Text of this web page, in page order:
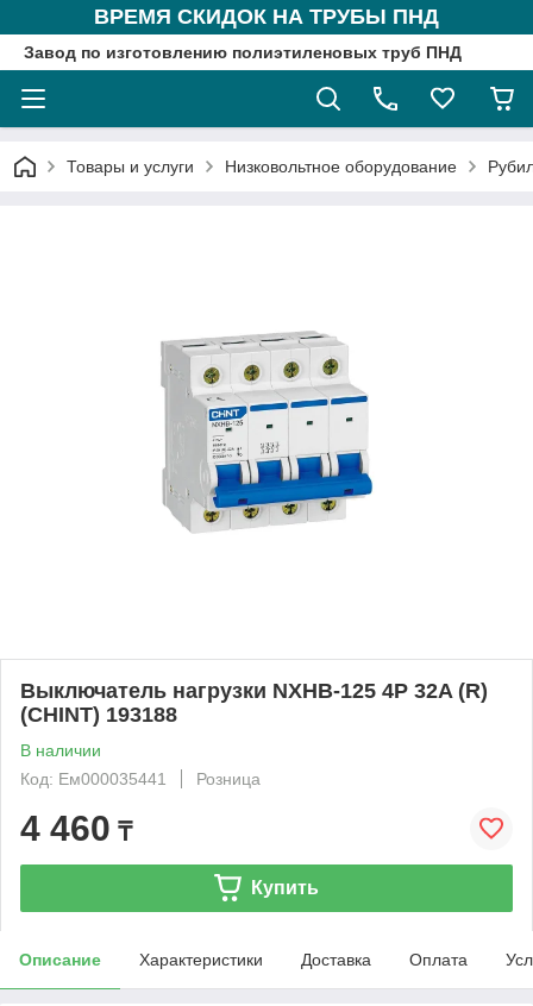
ВРЕМЯ СКИДОК НА ТРУБЫ ПНД
Завод по изготовлению полиэтиленовых труб ПНД
Товары и услуги Низковольтное оборудование
Выключатель нагрузки NXHB-125 4P 32A (R)
(CHINT) 193188
В наличии
Код: Ем000035441
Розница
4 460 ₸
Купить
Описание Характеристики Доставка Оплата